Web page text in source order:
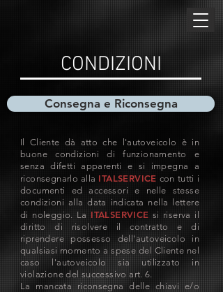
CONDIZIONI
Consegna e Riconsegna
Il Cliente dà atto che l'autoveicolo è in
buone condizioni di funzionamento e
senza difetti apparenti e si impegna a
riconsegnarlo alla ITALSERVICE con tutti i
documenti ed accessori e nelle stesse
condizioni alla data indicata nella lettere
di noleggio. La ITALSERVICE si riserva il
diritto di risolvere il contratto e di
riprendere possesso dell'autoveicolo in
qualsiasi momento a spese del Cliente nel
caso l'autoveicolo sia utilizzato in
violazione del successivo art. 6.
La mancata riconsegna delle chiavi e/o